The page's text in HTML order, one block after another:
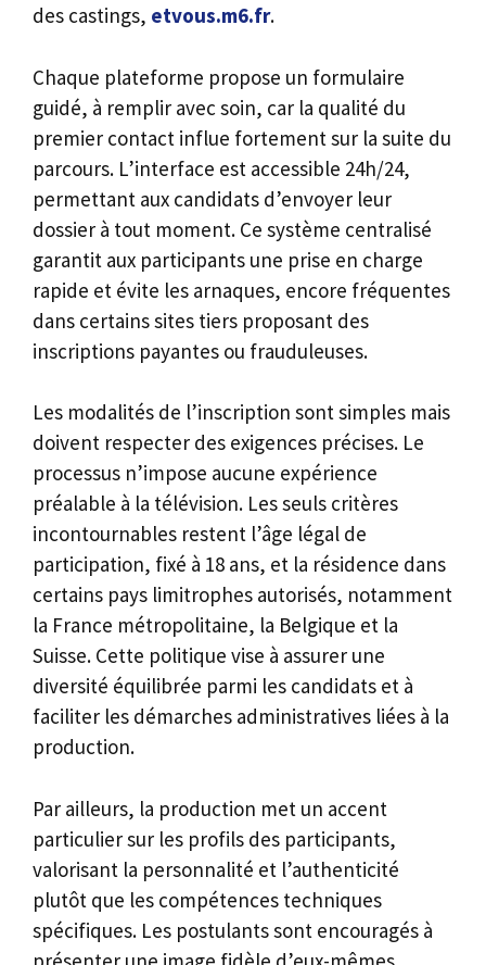
des castings, etvous.m6.fr.
Chaque plateforme propose un formulaire
guidé, à remplir avec soin, car la qualité du
premier contact influe fortement sur la suite du
parcours. L’interface est accessible 24h/24,
permettant aux candidats d’envoyer leur
dossier à tout moment. Ce système centralisé
garantit aux participants une prise en charge
rapide et évite les arnaques, encore fréquentes
dans certains sites tiers proposant des
inscriptions payantes ou frauduleuses.
Les modalités de l’inscription sont simples mais
doivent respecter des exigences précises. Le
processus n’impose aucune expérience
préalable à la télévision. Les seuls critères
incontournables restent l’âge légal de
participation, fixé à 18 ans, et la résidence dans
certains pays limitrophes autorisés, notamment
la France métropolitaine, la Belgique et la
Suisse. Cette politique vise à assurer une
diversité équilibrée parmi les candidats et à
faciliter les démarches administratives liées à la
production.
Par ailleurs, la production met un accent
particulier sur les profils des participants,
valorisant la personnalité et l’authenticité
plutôt que les compétences techniques
spécifiques. Les postulants sont encouragés à